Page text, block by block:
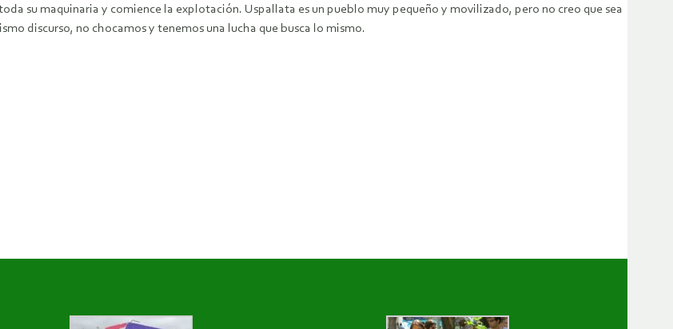
su maquinaria y comience la explotación. Uspallata es un pueblo muy pequeño y movilizado, pero no creo que sea
discurso, no chocamos y tenemos una lucha que busca lo mismo.